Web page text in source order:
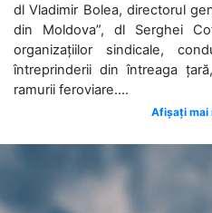
dl Vladimir Bolea, directorul
din Moldova”, dl Serghei
organizațiilor sindicale,
întreprinderii din întreaga
ramurii feroviare....
Afișați mai